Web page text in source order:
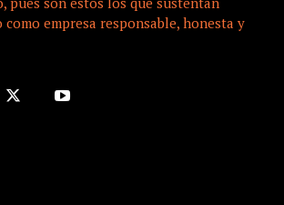
empresa responsable, honesta y